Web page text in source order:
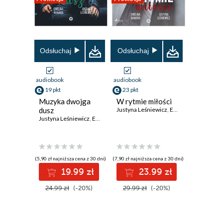
Odsłuchaj
audiobook
19 pkt
Muzyka dwojga
dusz
Justyna Leśniewicz, Ewelina Nawara
(5,90 zł najniższa cena z 30 dni)
19.99 zł
24.99 zł (-20%)
Odsłuchaj
audiobook
23 pkt
W rytmie miłości
Justyna Leśniewicz, Ewelina Nawara
(7,90 zł najniższa cena z 30 dni)
23.99 zł
29.99 zł (-20%)